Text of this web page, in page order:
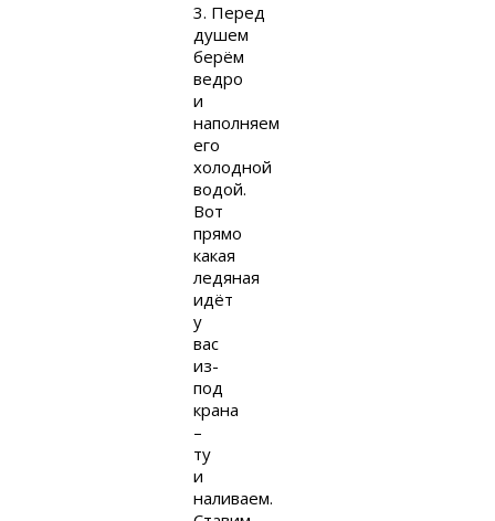
3. Перед
душем
берём
ведро
и
наполняем
его
холодной
водой.
Вот
прямо
какая
ледяная
идёт
у
вас
из-
под
крана
–
ту
и
наливаем.